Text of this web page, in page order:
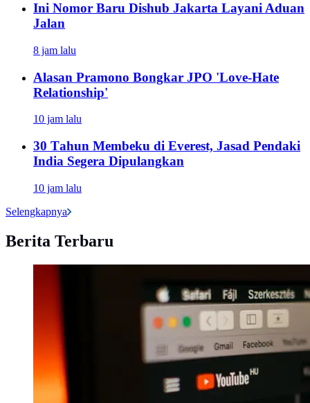
Ini Nomor Baru Dishub Jakarta Layani Aduan
Jalan
8 jam lalu
Alasan Pramono Bongkar JPO 'Love-Hate
Relationship'
10 jam lalu
30 Tahun Membeku di Everest, Jasad Pendaki
India Segera Dipulangkan
10 jam lalu
Selengkapnya
Berita Terbaru